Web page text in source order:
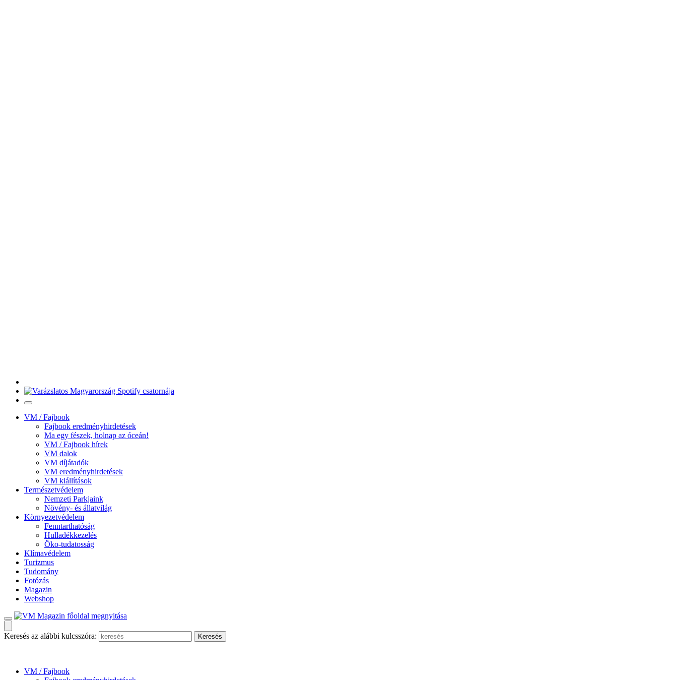
VM / Fajbook
Fajbook eredményhirdetések
Ma egy fészek, holnap az óceán!
VM / Fajbook hírek
VM dalok
VM díjátadók
VM eredményhirdetések
VM kiállítások
Természetvédelem
Nemzeti Parkjaink
Növény- és állatvilág
Környezetvédelem
Fenntarthatóság
Hulladékkezelés
Öko-tudatosság
Klímavédelem
Turizmus
Tudomány
Fotózás
Magazin
Webshop
Keresés az alábbi kulcsszóra:
VM / Fajbook